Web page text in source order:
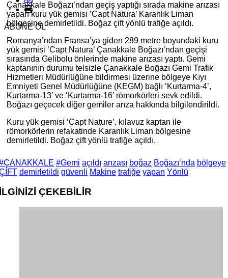
ABONE OL
Çanakkale Boğazı’ndan geçiş yaptığı sırada makine arızası
yapan kuru yük gemisi ’Capt Natura’ Karanlık Liman
bölgesine demirletildi. Boğaz çift yönlü trafiğe açıldı.
Romanya’ndan Fransa’ya giden 289 metre boyundaki kuru
yük gemisi ’Capt Natura’ Çanakkale Boğazı’ndan geçişi
sırasında Gelibolu önlerinde makine arızası yaptı. Gemi
kaptanının durumu telsizle Çanakkale Boğazı Gemi Trafik
Hizmetleri Müdürlüğüne bildirmesi üzerine bölgeye Kıyı
Emniyeti Genel Müdürlüğüne (KEGM) bağlı ‘Kurtarma-4’,
Kurtarma-13’ ve ‘Kurtarma-16’ römorkörleri sevk edildi.
Boğazı geçecek diğer gemiler arıza hakkında bilgilendirildi.
Kuru yük gemisi ‘Capt Nature’, kılavuz kaptan ile
römorkörlerin refakatinde Karanlık Liman bölgesine
demirletildi. Boğaz çift yönlü trafiğe açıldı.
#Gemi açıldı arızası boğaz Boğazı’nda bölgeye
demirletildi güvenli Makine trafiğe yapan Yönlü
ÇEKEBİLİR